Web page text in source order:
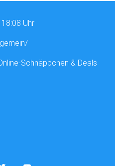
Uhr
Schnäppchen & Deals